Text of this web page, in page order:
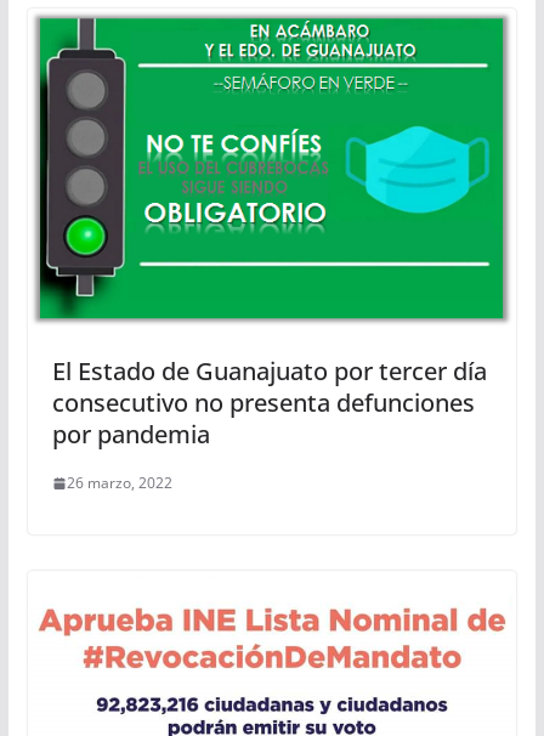
El Estado de Guanajuato por tercer día
consecutivo no presenta defunciones
por pandemia
26 marzo, 2022